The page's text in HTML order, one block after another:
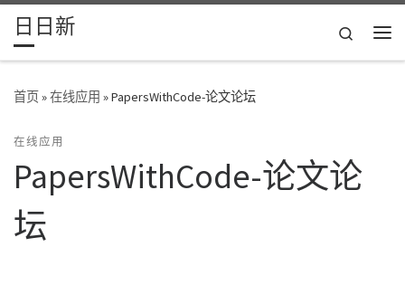
Skip to content
日日新
Search
首页»在线应用 »PapersWithCode-论文论坛
在线应用
PapersWithCode-论文论
坛